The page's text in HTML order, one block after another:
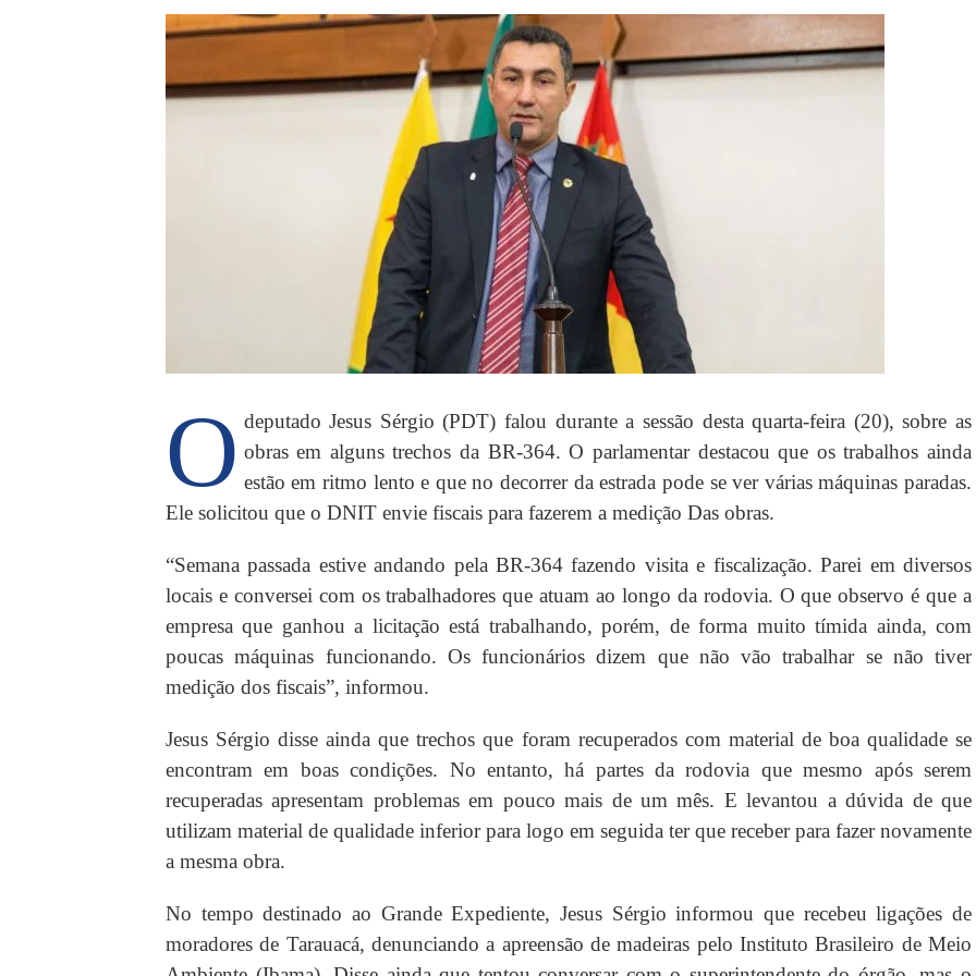
O deputado Jesus Sérgio (PDT) falou durante a sessão desta quarta-feira (20), sobre as
obras em alguns trechos da BR-364. O parlamentar destacou que os trabalhos ainda
estão em ritmo lento e que no decorrer da estrada pode se ver várias máquinas paradas.
Ele solicitou que o DNIT envie fiscais para fazerem a medição Das obras.
“Semana passada estive andando pela BR-364 fazendo visita e fiscalização. Parei em diversos
locais e conversei com os trabalhadores que atuam ao longo da rodovia. O que observo é que a
empresa que ganhou a licitação está trabalhando, porém, de forma muito tímida ainda, com
poucas máquinas funcionando. Os funcionários dizem que não vão trabalhar se não tiver
medição dos fiscais”, informou.
Jesus Sérgio disse ainda que trechos que foram recuperados com material de boa qualidade se
encontram em boas condições. No entanto, há partes da rodovia que mesmo após serem
recuperadas apresentam problemas em pouco mais de um mês. E levantou a dúvida de que
utilizam material de qualidade inferior para logo em seguida ter que receber para fazer novamente
a mesma obra.
No tempo destinado ao Grande Expediente, Jesus Sérgio informou que recebeu ligações de
moradores de Tarauacá, denunciando a apreensão de madeiras pelo Instituto Brasileiro de Meio